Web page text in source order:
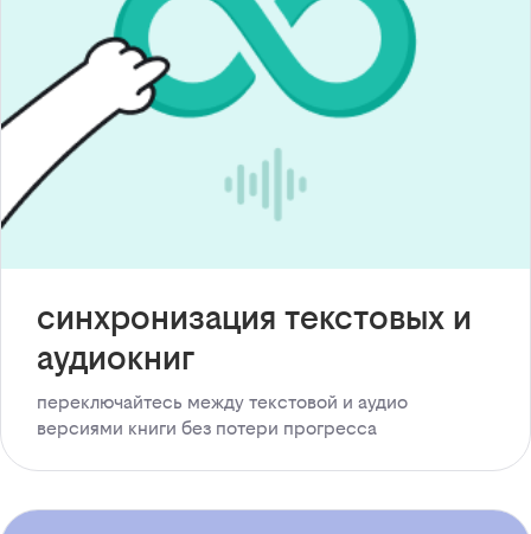
синхронизация текстовых и
аудиокниг
переключайтесь между текстовой и аудио
версиями книги без потери прогресса